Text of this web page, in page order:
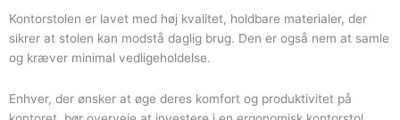
Kontorstolen er lavet med høj kvalitet, holdbare materialer, der
sikrer at stolen kan modstå daglig brug. Den er også nem at samle
og kræver minimal vedligeholdelse.
Enhver, der ønsker at øge deres komfort og produktivitet på